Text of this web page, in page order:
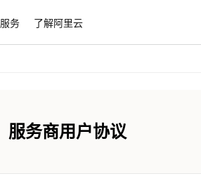
服务 了解阿里云
服务商用户协议